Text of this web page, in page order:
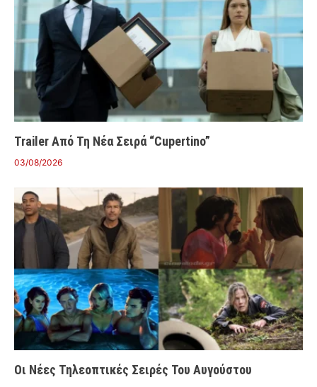
Trailer Από Τη Νέα Σειρά “Cupertino”
03/08/2026
Οι Νέες Τηλεοπτικές Σειρές Του Αυγούστου